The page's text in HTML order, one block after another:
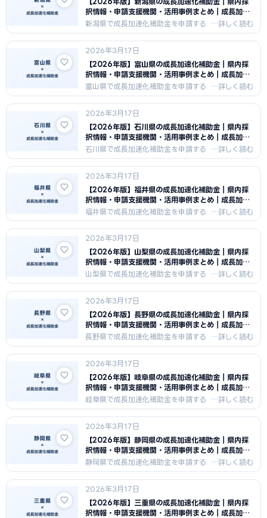
情報を紹介します。
【2026年版】新潟県の成長加速化補助金｜県内採
択情報・申請支援機関・活用事例まとめ｜成長加速
化補助金ナビ
新潟県で成長加速化補助金を申請する
中小企業向けに、県内の採択傾向・申
請支援機関・活用事例をまとめまし
た。新潟県の金属加工・食品・農業の
産業特性を活かした申請戦略と支援機
関情報を紹介します。
2026年3月17日
【2026年版】富山県の成長加速化補助金｜県内採
択情報・申請支援機関・活用事例まとめ｜成長加速
化補助金ナビ
富山県で成長加速化補助金を申請する
中小企業向けに、県内の採択傾向・申
請支援機関・活用事例をまとめまし
た。富山県の医薬品・化学・アルミ産
業の特性を活かした申請戦略と支援機
関情報を紹介します。
2026年3月17日
【2026年版】石川県の成長加速化補助金｜県内採
択情報・申請支援機関・活用事例まとめ｜成長加速
化補助金ナビ
石川県で成長加速化補助金を申請する
中小企業向けに、県内の採択傾向・申
請支援機関・活用事例をまとめまし
た。石川県の伝統工芸・製造業・観光
業の特性を活かした申請戦略と支援機
関情報を紹介します。
2026年3月17日
【2026年版】福井県の成長加速化補助金｜県内採
択情報・申請支援機関・活用事例まとめ｜成長加速
化補助金ナビ
福井県で成長加速化補助金を申請する
中小企業向けに、県内の採択傾向・申
請支援機関・活用事例をまとめまし
た。福井県の繊維・眼鏡・化学の特定
産業集積を活かした申請戦略と支援機
関情報を紹介します。
2026年3月17日
【2026年版】山梨県の成長加速化補助金｜県内採
択情報・申請支援機関・活用事例まとめ｜成長加速
化補助金ナビ
山梨県で成長加速化補助金を申請する
中小企業向けに、県内の採択傾向・申
請支援機関・活用事例をまとめまし
た。山梨県の食品・ワイン・精密機械
産業の特性を活かした申請戦略と支援
機関情報を紹介します。
2026年3月17日
【2026年版】長野県の成長加速化補助金｜県内採
択情報・申請支援機関・活用事例まとめ｜成長加速
化補助金ナビ
長野県で成長加速化補助金を申請する
中小企業向けに、県内の採択傾向・申
請支援機関・活用事例をまとめまし
た。長野県の精密機械・電子部品・農
業の産業特性を活かした申請戦略と支
援機関情報を紹介します。
2026年3月17日
【2026年版】岐阜県の成長加速化補助金｜県内採
択情報・申請支援機関・活用事例まとめ｜成長加速
化補助金ナビ
岐阜県で成長加速化補助金を申請する
中小企業向けに、県内の採択傾向・申
請支援機関・活用事例をまとめまし
た。岐阜県の繊維・機械・食品・観光
の産業特性を活かした申請戦略と支援
機関情報を紹介します。
2026年3月17日
【2026年版】静岡県の成長加速化補助金｜県内採
択情報・申請支援機関・活用事例まとめ｜成長加速
化補助金ナビ
静岡県で成長加速化補助金を申請する
中小企業向けに、県内の採択傾向・申
請支援機関・活用事例をまとめまし
た。静岡県の自動車・食品・製薬の産
業集積を活かした申請戦略と支援機関
情報を紹介します。
2026年3月17日
【2026年版】三重県の成長加速化補助金｜県内採
択情報・申請支援機関・活用事例まとめ｜成長加速